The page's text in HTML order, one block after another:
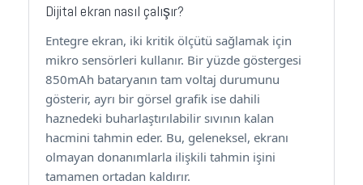
Dijital ekran nasıl çalışır?
Entegre ekran, iki kritik ölçütü sağlamak için
mikro sensörleri kullanır. Bir yüzde göstergesi
850mAh bataryanın tam voltaj durumunu
gösterir, ayrı bir görsel grafik ise dahili
haznedeki buharlaştırılabilir sıvının kalan
hacmini tahmin eder. Bu, geleneksel, ekranı
olmayan donanımlarla ilişkili tahmin işini
tamamen ortadan kaldırır.